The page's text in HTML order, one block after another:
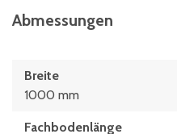
Abmessungen
Breite
1000 mm
Fachbodenlänge